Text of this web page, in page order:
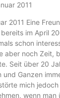
2011
2011 Eine
im April
schon
aber noch Zeit,
Seit über 20
und Ganzen
mich
wenn